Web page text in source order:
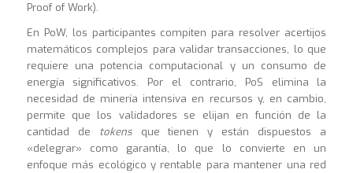
Proof of Work).
En PoW, los participantes compiten para resolver acertijos
matemáticos complejos para validar transacciones, lo que
requiere una potencia computacional y un consumo de
energía significativos. Por el contrario, PoS elimina la
necesidad de minería intensiva en recursos y, en cambio,
permite que los validadores se elijan en función de la
cantidad de tokensque tienen y están dispuestos a
«delegrar» como garantía, lo que lo convierte en un
enfoque más ecológico y rentable para mantener una red